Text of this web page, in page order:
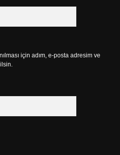
için adım, e-posta adresim ve